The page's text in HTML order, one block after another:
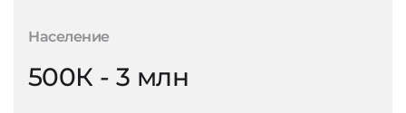
Население
500К - 3 млн